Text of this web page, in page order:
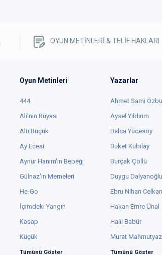
OYUN METİNLERİ & TELİF HAKLARI
Oyun Metinleri
444
Ali'nin Rüyası
Altı Buçuk
Ay Ecesi
Aynur Hanım'ın Bebeği
Gülnaz'ın Memeleri
He-Go
İçimdeki Yangın
Kasap
Küçük
Tümünü Göster
Yazarlar
Ahmet Sami
Aysel Yıldırım
Balca Yücesoy
Buket Kubilay
Burçak Çöllü
Duygu Dalyanoğlu
Ebru Nihan Celkan
Hakan Emre Ünal
Halil Babür
Murat
Tümünü Göster